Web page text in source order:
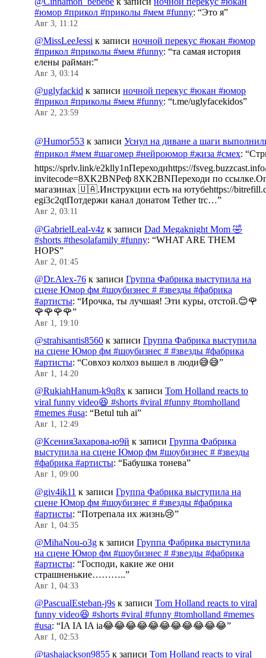
#юмор #прикол #приколы #мем #funny: “Это я”
Авг 3, 11:12
@MissLeeJessi к записи ночной перекус #юкан #юмор
#прикол #приколы #мем #funny: “та самая история
елены райман:”
Авг 3, 03:14
@uglyfackid к записи ночной перекус #юкан #юмор
#прикол #приколы #мем #funny: “t.me/uglyfacekidos”
Авг 2, 23:59
@Humor553 к записи Уснул на диване а шаги
#прикол #мем #шагомер #нейроюмор #жиза #смех: “
https://sprlv.link/e2klly1nПереходиhttps://
invitecode=8XK2BNРеф 8XK2BNПереходи по
магазинах 🇺🇦.Инструкции есть на ютубеhttps://
egi3c2qtПотдержи канал донатом Tether trc…”
Авг 2, 03:11
@GabrielLeal-v4z к записи Dad Megaknight Mom 🤣
#shorts #thesolafamily #funny: “WHAT ARE THEM
HOPS”
Авг 2, 01:45
@Dr.Alex-76 к записи Группа Фабрика выступила на
сцене Юмор фм #шоубизнес # #звезды #фабрика
#артисты: “Ирочка, ты лучшая! Эти куры, отстой.😊🌹
🌹🌹🌹🌹”
Авг 1, 19:10
@strahisantis8560 к записи Группа Фабрика выступила
на сцене Юмор фм #шоубизнес # #звезды #фабрика
#артисты: “Совхоз колхоз вышел в люди😅😅”
Авг 1, 14:20
@RukiahHanum-k9q8x к записи Tom Holland reacts to
viral funny video😆 #shorts #viral #funny #tomholland
#memes #usa: “Betul tuh ai”
Авг 1, 12:49
@КсенияЗахарова-ю9й к записи Группа Фабрика
выступила на сцене Юмор фм #шоубизнес # #звезды
#фабрика #артисты: “Бабушка тонева”
Авг 1, 09:00
@giv4ik11 к записи Группа Фабрика выступила на
сцене Юмор фм #шоубизнес # #звезды #фабрика
#артисты: “Потрепала их жизнь😢”
Авг 1, 04:35
@MihaNou-o3g к записи Группа Фабрика выступила
на сцене Юмор фм #шоубизнес # #звезды #фабрика
#артисты: “Господи, какие же они
страшненькие………..”
Авг 1, 04:33
@PascualEsteban-j9s к записи Tom Holland reacts to viral
funny video😆 #shorts #viral #funny #tomholland #memes
#usa: “IA IA IA ia😂😂😂😂😂😂😂😂😂😂😂”
Авг 1, 02:53
@tashajackson9855 к записи Tom Holland reacts to viral